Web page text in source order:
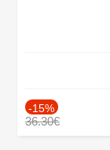
-15%
36.30€